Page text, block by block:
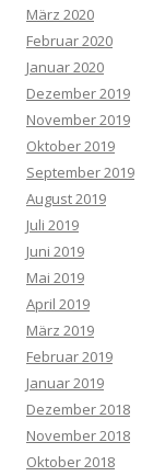
März 2020
Februar 2020
Januar 2020
Dezember 2019
November 2019
Oktober 2019
September 2019
August 2019
Juli 2019
Juni 2019
Mai 2019
April 2019
März 2019
Februar 2019
Januar 2019
Dezember 2018
November 2018
Oktober 2018